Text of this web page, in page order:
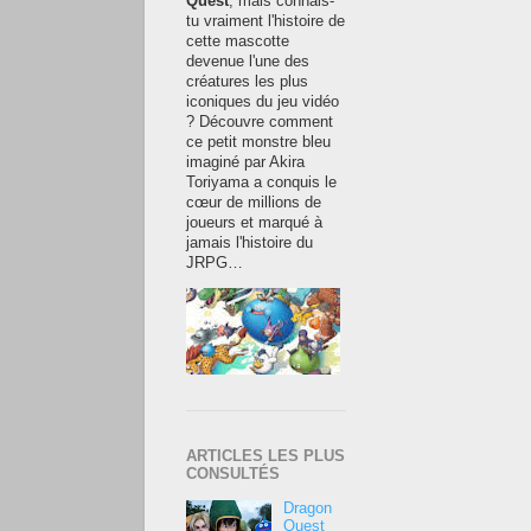
tu vraiment l'histoire de
cette mascotte
devenue l'une des
créatures les plus
iconiques du jeu vidéo
? Découvre comment
ce petit monstre bleu
imaginé par Akira
Toriyama a conquis le
cœur de millions de
joueurs et marqué à
jamais l'histoire du
JRPG…
ARTICLES LES PLUS
CONSULTÉS
Dragon
Quest